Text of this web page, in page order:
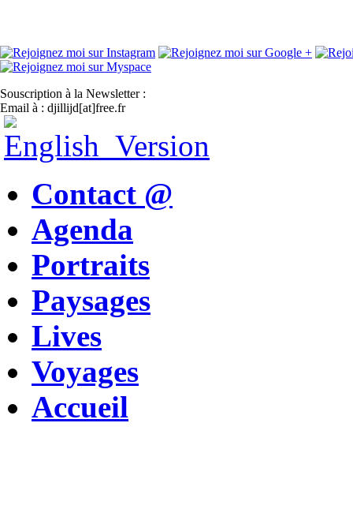
Souscription à la Newsletter :
Email à : djillijd[at]free.fr
Contact @
Agenda
Portraits
Paysages
Lives
Voyages
Accueil